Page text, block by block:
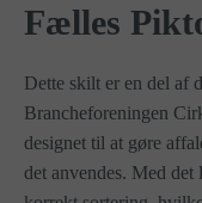
Fælles
Dette skilt er en del af
Brancheforeningen
designet til at gøre
det anvendes. Med